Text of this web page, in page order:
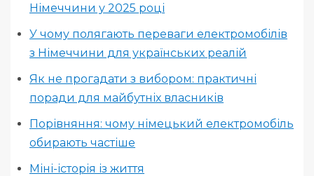
Німеччини у 2025 році
У чому полягають переваги електромобілів
з Німеччини для українських реалій
Як не прогадати з вибором: практичні
поради для майбутніх власників
Порівняння: чому німецький електромобіль
обирають частіше
Міні-історія із життя